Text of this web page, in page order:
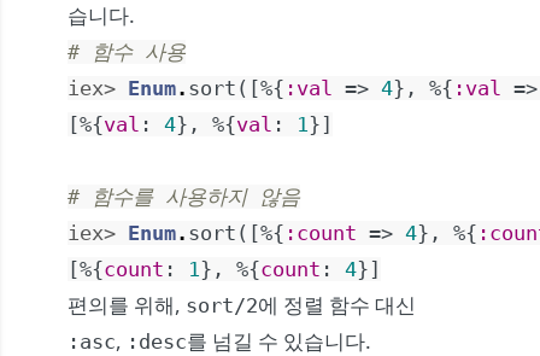
습니다.
# 함수 사용
iex> Enum. sort ( [%{ :val => 4} , %{ :val =>
[%{val : 4} , %{val : 1}]
# 함수를 사용하지 않음
iex> Enum. sort ( [%{ :count => 4} , %{
[%{count : 1} , %{count : 4}]
편의를 위해, sort/2에 정렬 함수 대신
:asc, :desc를 넘길 수 있습니다.